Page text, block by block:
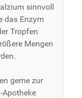
sinnvoll
das Enzym
Tropfen
Mengen
gerne zur
Apotheke